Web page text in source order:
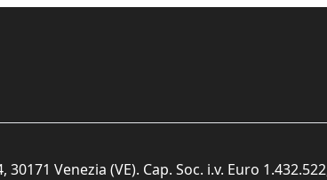
Venezia (VE). Cap. Soc. i.v. Euro